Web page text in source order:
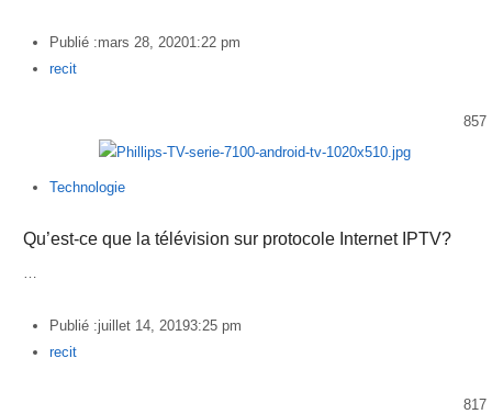
Publié :mars 28, 20201:22 pm
Author
recit
857
Technologie
Qu’est-ce que la télévision sur protocole Internet IPTV?
Publié :juillet 14, 20193:25 pm
Author
recit
817